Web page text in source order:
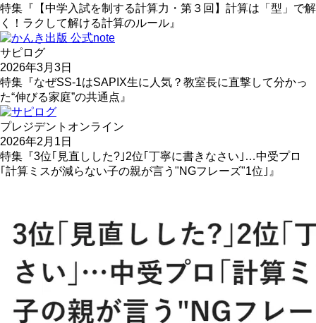
特集『【中学入試を制する計算力・第３回】計算は「型」で解
く！ラクして解ける計算のルール』
サピログ
2026年3月3日
特集『なぜSS-1はSAPIX生に人気？教室長に直撃して分かっ
た“伸びる家庭”の共通点』
プレジデントオンライン
2026年2月1日
特集『3位｢見直しした?｣2位｢丁寧に書きなさい｣…中受プロ
｢計算ミスが減らない子の親が言う"NGフレーズ"1位｣』